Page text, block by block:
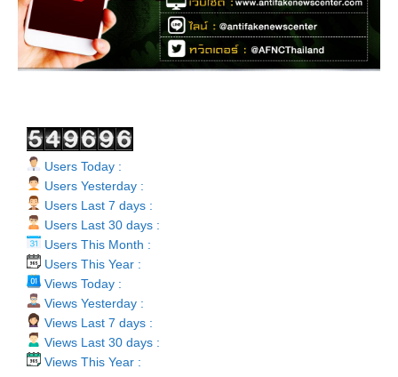
Users Today :
Users Yesterday :
Users Last 7 days :
Users Last 30 days :
Users This Month :
Users This Year :
Views Today :
Views Yesterday :
Views Last 7 days :
Views Last 30 days :
Views This Year :